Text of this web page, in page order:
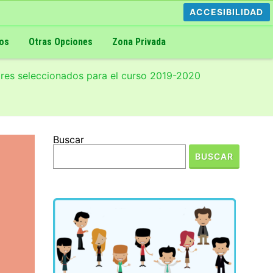
Otras Opciones Zona Privada
seleccionados para el curso 2019-2020
Buscar
BUSCAR
ACCESIBILIDAD